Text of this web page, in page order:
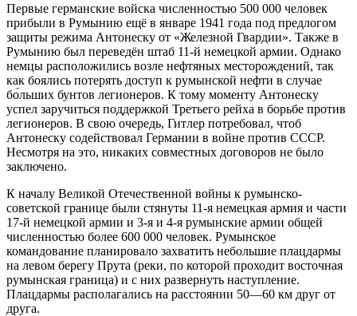
Первые германские войска численностью 500 000 человек
прибыли в Румынию ещё в январе 1941 года под предлогом
защиты режима Антонеску от «Железной Гвардии». Также в
Румынию был переведён штаб 11-й немецкой армии. Однако
немцы расположились возле нефтяных месторождений, так
как боялись потерять доступ к румынской нефти в случае
бо́льших бунтов легионеров. К тому моменту Антонеску
успел заручиться поддержкой Третьего рейха в борьбе против
легионеров. В свою очередь, Гитлер потребовал, чтоб
Антонеску содействовал Германии в войне против СССР.
Несмотря на это, никаких совместных договоров не было
заключено.
К началу Великой Отечественной войны к румынско-
советской границе были стянуты 11-я немецкая армия и части
17-й немецкой армии и 3-я и 4-я румынские армии общей
численностью более 600 000 человек. Румынское
командование планировало захватить небольшие плацдармы
на левом берегу Прута (реки, по которой проходит восточная
румынская граница) и с них развернуть наступление.
Плацдармы располагались на расстоянии 50—60 км друг от
друга.